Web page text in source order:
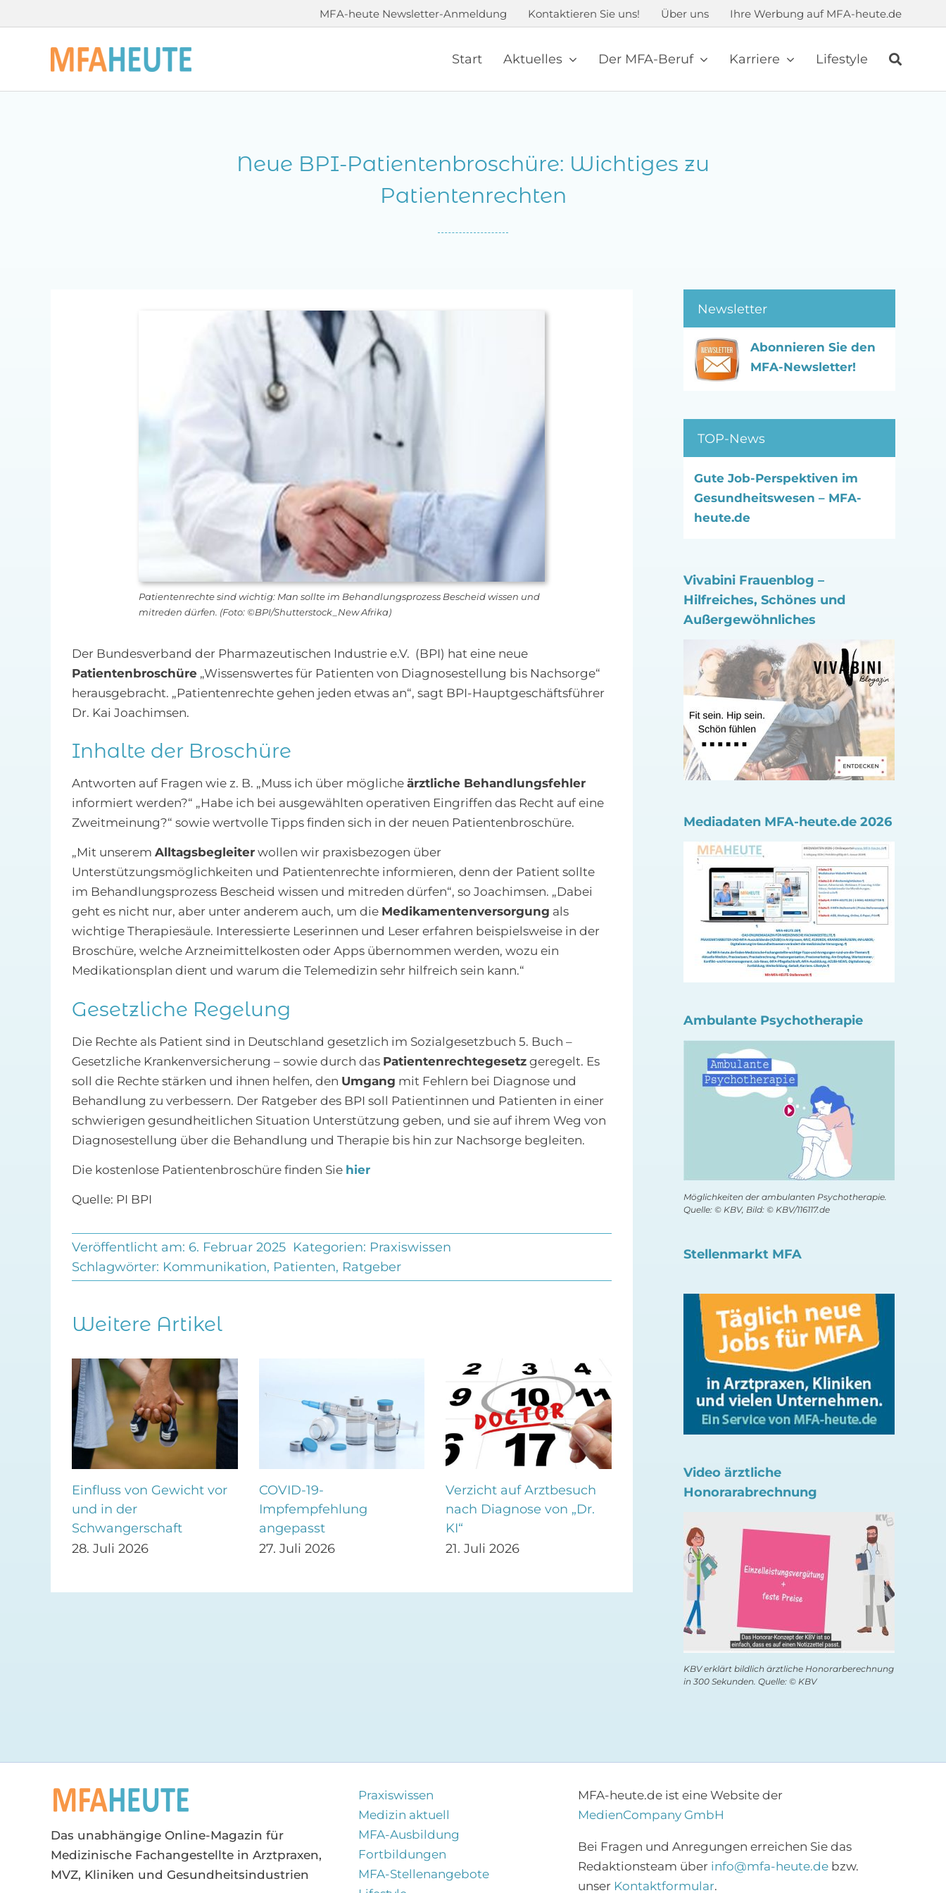
Inhalt
springen
MFA-heute Newsletter-Anmeldung Kontaktieren Sie uns! Über uns Ihre Werbung auf MFA-heute.de
Start Aktuelles Der MFA-Beruf Karriere Lifestyle
Neue BPI-Patientenbroschüre: Wichtiges zu
Patientenrechten
Patientenrechte sind wichtig: Man sollte im Behandlungsprozess Bescheid wissen und
mitreden dürfen. (Foto: ©BPI/Shutterstock_New Afrika)
Der Bundesverband der Pharmazeutischen Industrie e.V. (BPI) hat eine neue
Patientenbroschüre„Wissenswertes für Patienten von Diagnosestellung bis Nachsorge“
herausgebracht. „Patientenrechte gehen jeden etwas an“, sagt BPI-Hauptgeschäftsführer
Dr. Kai Joachimsen.
Inhalte der Broschüre
Antworten auf Fragen wie z. B. „Muss ich über mögliche ärztliche Behandlungsfehler
informiert werden?“ „Habe ich bei ausgewählten operativen Eingriffen das Recht auf eine
Zweitmeinung?“ sowie wertvolle Tipps finden sich in der neuen Patientenbroschüre.
„Mit unserem Alltagsbegleiterwollen wir praxisbezogen über
Unterstützungsmöglichkeiten und Patientenrechte informieren, denn der Patient sollte
im Behandlungsprozess Bescheid wissen und mitreden dürfen“, so Joachimsen. „Dabei
geht es nicht nur, aber unter anderem auch, um die Medikamentenversorgung als
wichtige Therapiesäule. Interessierte Leserinnen und Leser erfahren beispielsweise in der
Broschüre, welche Arzneimittelkosten oder Apps übernommen werden, wozu ein
Medikationsplan dient und warum die Telemedizin sehr hilfreich sein kann.“
Gesetzliche Regelung
Die Rechte als Patient sind in Deutschland gesetzlich im Sozialgesetzbuch 5. Buch –
Gesetzliche Krankenversicherung – sowie durch das Patientenrechtegesetzgeregelt. Es
soll die Rechte stärken und ihnen helfen, den Umgang mit Fehlern bei Diagnose und
Behandlung zu verbessern. Der Ratgeber des BPI soll Patientinnen und Patienten in einer
schwierigen gesundheitlichen Situation Unterstützung geben, und sie auf ihrem Weg von
Diagnosestellung über die Behandlung und Therapie bis hin zur Nachsorge begleiten.
Die kostenlose Patientenbroschüre finden Sie hier
Quelle: PI BPI
Veröffentlicht am: 6. Februar 2025 Kategorien: Praxiswissen
Schlagwörter: Kommunikation, Patienten, Ratgeber
Weitere Artikel
Einfluss von Gewicht vor
und in der
Schwangerschaft
28. Juli 2026
COVID-19-
Impfempfehlung
angepasst
27. Juli 2026
Verzicht auf Arztbesuch
nach Diagnose von „Dr.
KI“
21. Juli 2026
Unbekannt? Hepatitis B-
5. August 2026
Psychotherapie-
1. August 2026
Newsletter
Abonnieren Sie den
MFA-Newsletter!
TOP-News
Gute Job-Perspektiven im
Gesundheitswesen – MFA-
heute.de
Vivabini Frauenblog –
Hilfreiches, Schönes und
Außergewöhnliches
Mediadaten MFA-heute.de 2026
Ambulante Psychotherapie
Möglichkeiten der ambulanten Psychotherapie.
Quelle: © KBV, Bild: © KBV/116117.de
Stellenmarkt MFA
Video ärztliche
Honorarabrechnung
KBV erklärt bildlich ärztliche Honorarberechnung
in 300 Sekunden. Quelle: © KBV
Das unabhängige Online-Magazin für
Medizinische Fachangestellte in Arztpraxen,
MVZ, Kliniken und Gesundheitsindustrien
Praxiswissen
Medizin aktuell
MFA-Ausbildung
Fortbildungen
MFA-Stellenangebote
MFA-heute.de ist eine Website der
MedienCompany GmbH
Bei Fragen und Anregungen erreichen Sie das
Redaktionsteam über info@mfa-heute.debzw.
unser Kontaktformular.
Abonnieren Sie den